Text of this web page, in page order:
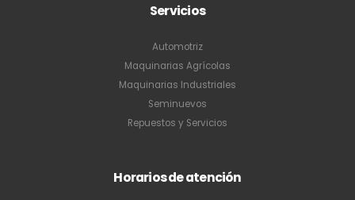
Servicios
Automotriz
Maquinarias Agrícolas
Maquinarias Industriales
Seminuevos
Repuestos y Servicios
Horarios de atención